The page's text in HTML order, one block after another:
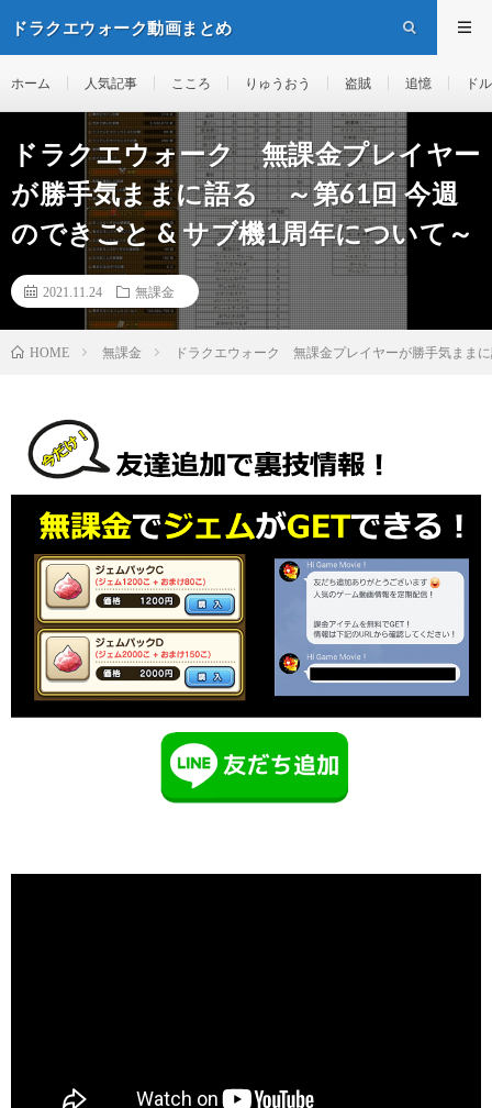
ドラクエウォーク動画まとめ
ホーム 人気記事 こころ りゅうおう 盗賊 追憶 ド
ドラクエウォーク 無課金プレイヤー
が勝手気ままに語る ～第61回 今週
のできごと & サブ機1周年について～
2021.11.24 無課金
HOME 無課金 ドラクエウォーク 無課金プレイヤーが勝手気まま